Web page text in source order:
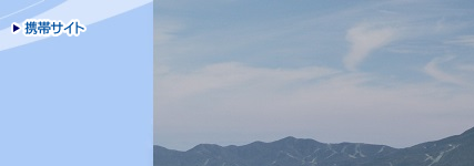
サイトマップ携帯サイト